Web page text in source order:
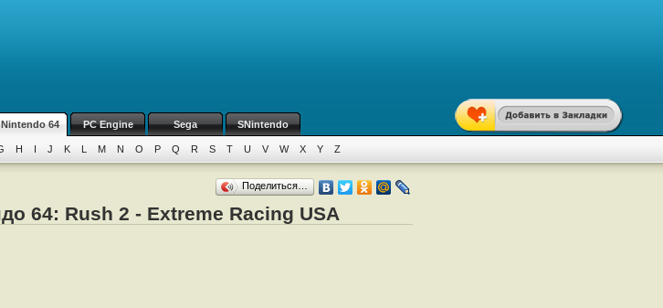
Nintendo 64 PC Engine Sega SNintendo
H I J K L M N O P Q R S T U V W X Y Z
Поделиться…
64: Rush 2 - Extreme Racing USA